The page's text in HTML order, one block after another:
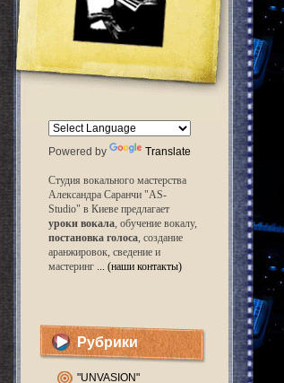
Powered by Translate
Студия вокального мастерства
Александра Саранчи "AS-
Studio" в Киеве предлагает
уроки вокала, обучение вокалу,
постановка голоса, создание
аранжировок, сведение и
мастеринг ... (наши контакты)
Рубрики
"UNVASION"